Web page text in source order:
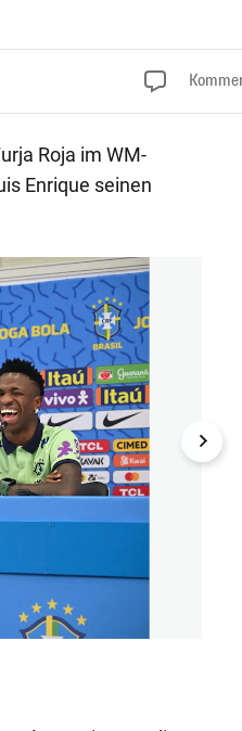
Roja im WM-
Enrique seinen